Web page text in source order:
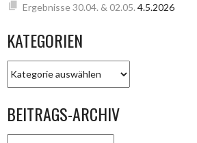
Ergebnisse 30.04. & 02.05. 4.5.2026
KATEGORIEN
BEITRAGS-ARCHIV